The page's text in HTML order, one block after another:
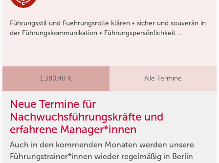
Führungsstil und Fuehrungsrolle klären • sicher und souverän in
der Führungskommunikation • Führungspersönlichkeit …
1.380,40 € Alle Termine
Neue Termine für
Nachwuchsführungskräfte und
erfahrene Manager*innen
Auch in den kommenden Monaten werden unsere
Führungstrainer*innen wieder regelmäßig in Berlin